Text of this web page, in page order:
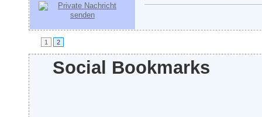
1 2
Social Bookmarks